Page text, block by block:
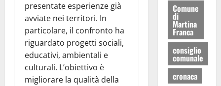
presentate esperienze già
avviate nei territori. In
particolare, il confronto ha
riguardato progetti sociali,
educativi, ambientali e
culturali. L’obiettivo è
migliorare la qualità della
Comune
di
Martina
Franca
consiglio
comunale
cronaca